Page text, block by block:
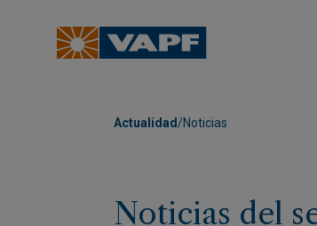
Actualidad /Noticias
Noticias del